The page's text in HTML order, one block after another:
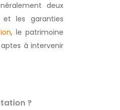
deux
et les garanties
, le patrimoine
à intervenir
?